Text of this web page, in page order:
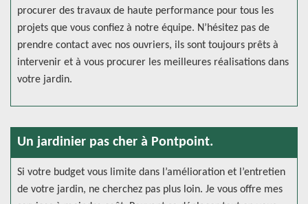
procurer des travaux de haute performance pour tous les
projets que vous confiez à notre équipe. N’hésitez pas de
prendre contact avec nos ouvriers, ils sont toujours prêts à
intervenir et à vous procurer les meilleures réalisations dans
votre jardin.
Un jardinier pas cher à Pontpoint.
Si votre budget vous limite dans l’amélioration et l’entretien
de votre jardin, ne cherchez pas plus loin. Je vous offre mes